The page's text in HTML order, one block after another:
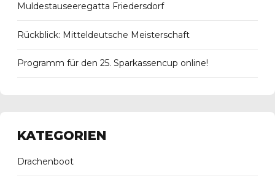
Muldestauseeregatta Friedersdorf
Rückblick: Mitteldeutsche Meisterschaft
Programm für den 25. Sparkassencup online!
KATEGORIEN
Drachenboot